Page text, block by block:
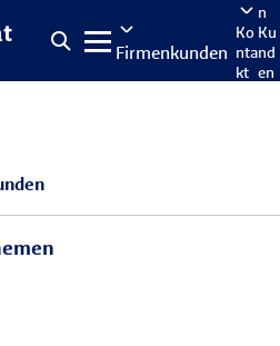
Firmenkunden
Ko
nta
kt
n
Ku
nd
en